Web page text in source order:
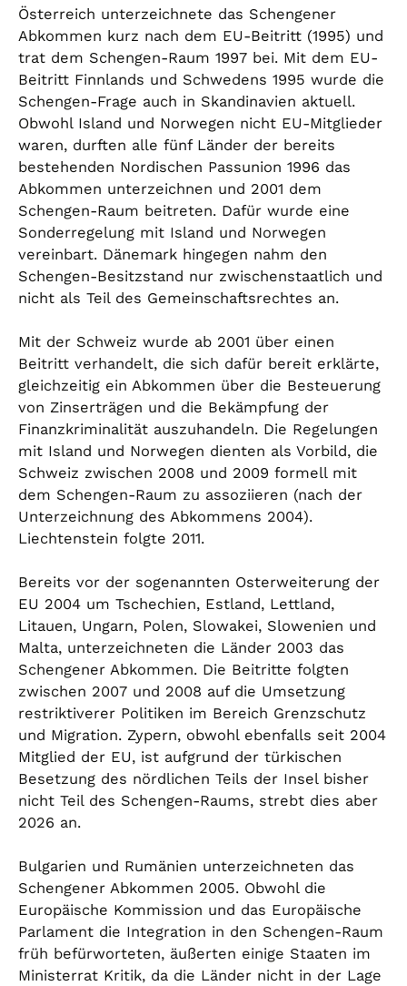
Österreich unterzeichnete das Schengener
Abkommen kurz nach dem EU-Beitritt (1995) und
trat dem Schengen-Raum 1997 bei. Mit dem EU-
Beitritt Finnlands und Schwedens 1995 wurde die
Schengen-Frage auch in Skandinavien aktuell.
Obwohl Island und Norwegen nicht EU-Mitglieder
waren, durften alle fünf Länder der bereits
bestehenden Nordischen Passunion 1996 das
Abkommen unterzeichnen und 2001 dem
Schengen-Raum beitreten. Dafür wurde eine
Sonderregelung mit Island und Norwegen
vereinbart. Dänemark hingegen nahm den
Schengen-Besitzstand nur zwischenstaatlich und
nicht als Teil des Gemeinschaftsrechtes an.
Mit der Schweiz wurde ab 2001 über einen
Beitritt verhandelt, die sich dafür bereit erklärte,
gleichzeitig ein Abkommen über die Besteuerung
von Zinserträgen und die Bekämpfung der
Finanzkriminalität auszuhandeln. Die Regelungen
mit Island und Norwegen dienten als Vorbild, die
Schweiz zwischen 2008 und 2009 formell mit
dem Schengen-Raum zu assoziieren (nach der
Unterzeichnung des Abkommens 2004).
Liechtenstein folgte 2011.
Bereits vor der sogenannten Osterweiterung der
EU 2004 um Tschechien, Estland, Lettland,
Litauen, Ungarn, Polen, Slowakei, Slowenien und
Malta, unterzeichneten die Länder 2003 das
Schengener Abkommen. Die Beitritte folgten
zwischen 2007 und 2008 auf die Umsetzung
restriktiverer Politiken im Bereich Grenzschutz
und Migration. Zypern, obwohl ebenfalls seit 2004
Mitglied der EU, ist aufgrund der türkischen
Besetzung des nördlichen Teils der Insel bisher
nicht Teil des Schengen-Raums, strebt dies aber
2026 an.
Bulgarien und Rumänien unterzeichneten das
Schengener Abkommen 2005. Obwohl die
Europäische Kommission und das Europäische
Parlament die Integration in den Schengen-Raum
früh befürworteten, äußerten einige Staaten im
Ministerrat Kritik, da die Länder nicht in der Lage